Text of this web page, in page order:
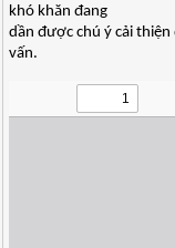
khó khăn đang
dần được chú ý cải
vấn.